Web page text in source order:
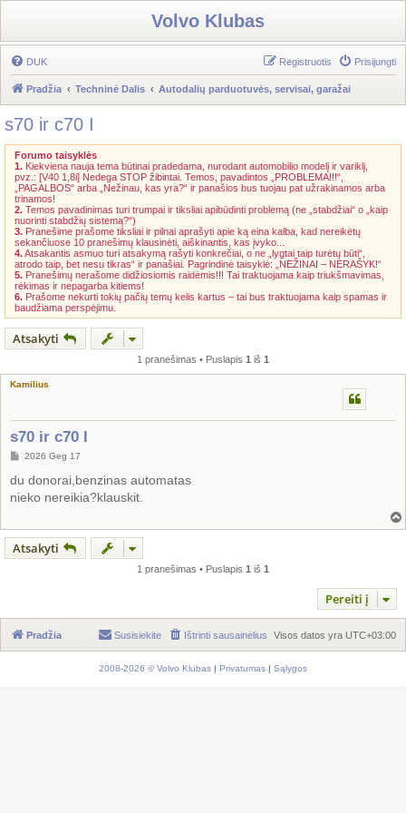
Volvo Klubas
DUK Prisijungti
Registruotis
Pradžia Techninė Dalis Autodalių parduotuvės, servisai, garažai
s70 ir c70 I
Forumo taisyklės
1. Kiekviena nauja tema būtinai pradedama, nurodant automobilio modelį ir variklį,
pvz.: [V40 1,8i] Nedega STOP žibintai. Temos, pavadintos „PROBLEMA!!!“,
„PAGALBOS“ arba „Nežinau, kas yra?“ ir panašios bus tuojau pat užrakinamos arba
trinamos!
2. Temos pavadinimas turi trumpai ir tiksliai apibūdinti problemą (ne „stabdžiai“ o „kaip
nuorinti stabdžių sistemą?“)
3. Pranešime prašome tiksliai ir pilnai aprašyti apie ką eina kalba, kad nereikėtų
sekančiuose 10 pranešimų klausinėti, aiškinantis, kas įvyko...
4.Atsakantis asmuo turi atsakymą rašyti konkrečiai, o ne „lygtai taip turėtų būti“,
atrodo taip, bet nesu tikras“ ir panašiai. Pagrindinė taisyklė: „NEŽINAI – NERAŠYK!“
5. Pranešimų nerašome didžiosiomis raidėmis!!! Tai traktuojama kaip triukšmavimas,
rėkimas ir nepagarba kitiems!
6. Prašome nekurti tokių pačių temų kelis kartus – tai bus traktuojama kaip spamas ir
baudžiama perspėjimu.
Atsakyti
1 pranešimas • Puslapis 1 iš 1
Kamilius
s70 ir c70 I
S
a
n
d
t
n
2026 Geg 17
du donorai,benzinas automatas
nieko nereikia?klauskit.
Atsakyti
1 pranešimas • Puslapis 1 iš 1
Pereiti į
Pradžia Visos datos yra UTC+03:00
Ištrinti sausainėlius
Susisiekite
2008-2026 © Volvo Klubas | Privatumas | Sąlygos